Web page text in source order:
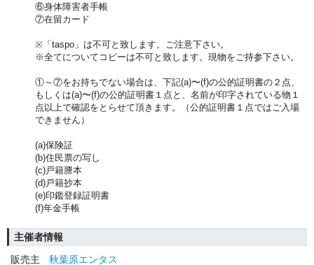
⑥身体障害者手帳
⑦在留カード
※「taspo」は不可と致します。ご注意下さい。
※全てについてコピーは不可と致します。現物をご持参下さい。
①～⑦をお持ちでない場合は、下記(a)〜(f)の公的証明書の２点、
もしくは(a)〜(f)の公的証明書１点と、名前が印字されている物１
点以上で確認をとらせて頂きます。（公的証明書１点ではご入場
できません）
(a)保険証
(b)住民票の写し
(c)戸籍謄本
(d)戸籍抄本
(e)印鑑登録証明書
(f)年金手帳
主催者情報
販売主
秋葉原エンタス